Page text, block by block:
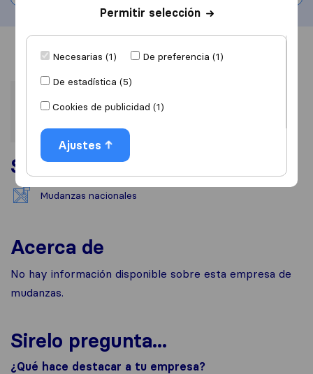
Información Valoraciones
Servicios
Mudanzas nacionales
Acerca de
No hay información disponible sobre esta empresa de
mudanzas.
Sirelo pregunta...
¿Qué hace destacar a tu empresa?
Permitir selección
Necesarias (1)
De preferencia (1)
De estadística (5)
Cookies de publicidad (1)
Ajustes